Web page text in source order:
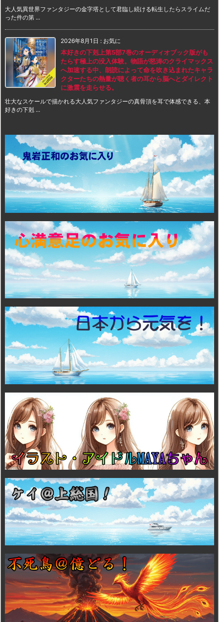
大人気異世界ファンタジーの金字塔として君臨し続ける転生したらスライムだ
った件の第 ...
2026年8月1日 : お気に
本好きの下剋上第5部7巻のオーディオブック版がも
たらす極上の没入体験。物語が怒涛のクライマックス
へ加速する中、朗読によって命を吹き込まれたキャラ
クターたちの熱量が聴く者の耳から脳へとダイレクト
に激震を走らせる。
壮大なスケールで描かれる大人気ファンタジーの真骨頂を耳で体感できる、本
好きの下剋 ...